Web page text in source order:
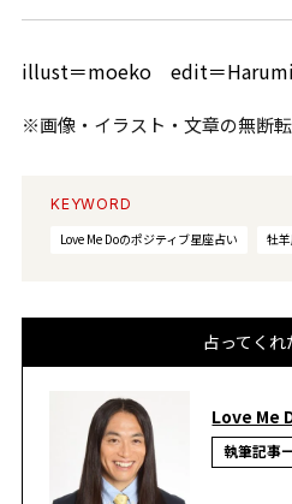
illust＝moeko edit＝Harumi
※画像・イラスト・文章の無断転
KEYWORD
Love Me Doのポジティブ星座占い
牡
占ってくれ
Love Me
執筆記事